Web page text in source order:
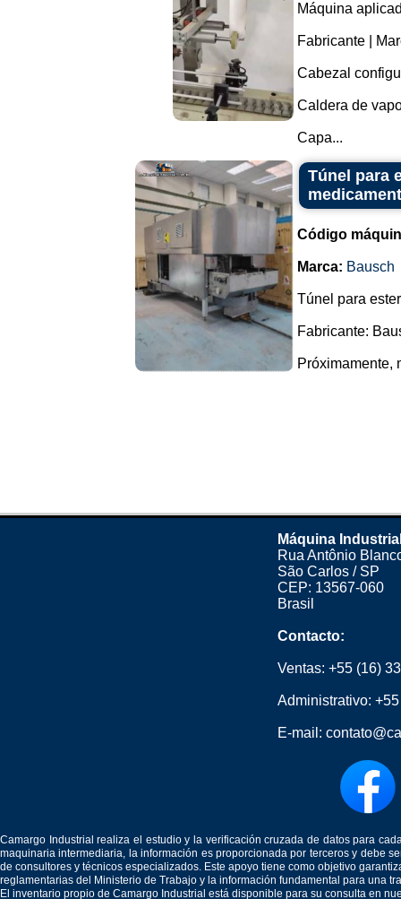
Máquina
Fabricante |
Cabezal
Caldera de
Capa...
Túnel para
Código
Marca: Bausch
Túnel para
Fabricante:
Próximamente,
Máquina
Rua Antônio
São Carlos / SP
CEP: 13567-060
Brasil
Contacto:
Ventas: +55 (16)
Administrativo:
E-mail:
Camargo Industrial realiza el estudio y la verificación cruzada de datos para
maquinaria intermediaria, la información es proporcionada por terceros y debe
de consultores y técnicos especializados. Este apoyo tiene como objetivo
reglamentarias del Ministerio de Trabajo y la información fundamental para una
El inventario propio de Camargo Industrial está disponible para su consulta en